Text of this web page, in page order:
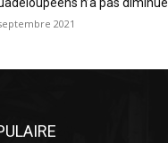
2021